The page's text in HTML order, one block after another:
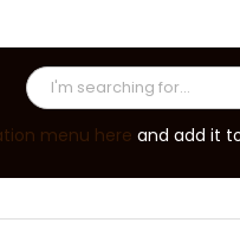
menu here and add it